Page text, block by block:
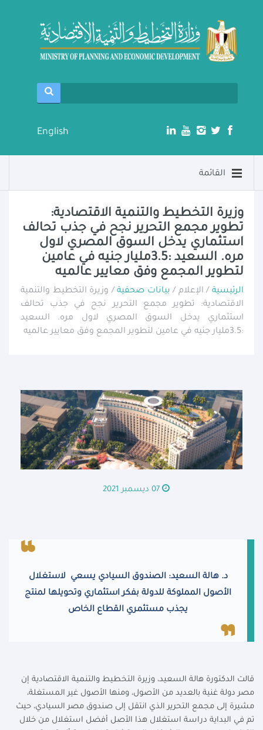
English
القائمة
وزيرة التخطيط والتنمية الاقتصادية:
تطوير مجمع التحرير نجح في جذب تحالف
استثماري يدخل السوق المصري لاول
مره. السعيد :3.5مليار جنيه في عامين
لتطوير المجمع وفق معايير عالميه
الرئيسية/ الإعلام / بيانات صحفية/ وزيرة التخطيط والتنمية
الاقتصادية: تطوير مجمع التحرير نجح في جذب تحالف
استثماري يدخل السوق المصري لاول مره. السعيد
:3.5مليار جنيه في عامين لتطوير المجمع وفق معايير عالميه
07 ديسمبر 2021
د. هالة السعيد: الصندوق السيادي يسعي لاستغلال
الأصول المملوكة للدولة بفكر استثماري وتحويلها لمنتج
يجذب مستثمري القطاع الخاص
قالت الدكتورة هالة السعيد، وزيرة التخطيط والتنمية الاقتصادية إن
مصر دولة غنية بالعديد من الأصول، ومنها الأصول غير المستغلة،
مشيرة إلى مجمع التحرير الذي انتقل إلى صندوق مصر السيادي، حيث
تم في البداية دراسة استغلال هذا الأصل أفضل استغلال من خلال